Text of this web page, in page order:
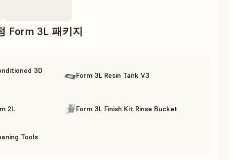
Form 3L 패키지
3D
Form 3L Resin Tank V3
2L Form 3L Finish Kit Rinse Bucket
Tools